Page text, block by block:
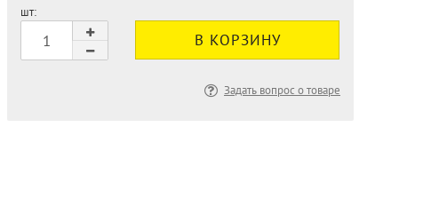
шт:
Задать вопрос о товаре